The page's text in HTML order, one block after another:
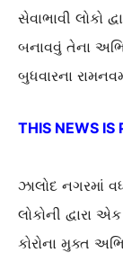
સેવાભાવી લોકો
બનાવવું તેના
બુધવારના
THIS NEWS IS
ઝાલોદ નગરમાં
લોકોની દ્વારા
કોરોના મુક્ત